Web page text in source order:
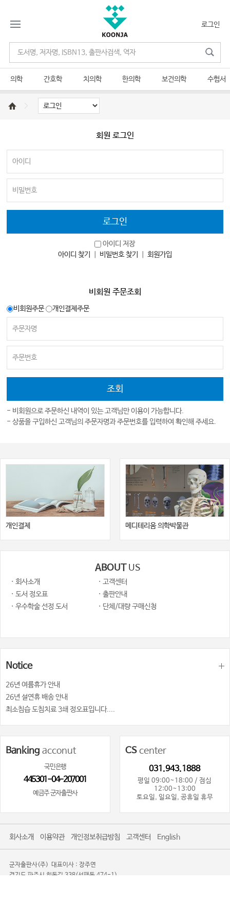
로그인
의학 간호학 치의학 한의학 보건의학 수험서
회원 로그인
아이디 저장
아이디 찾기
비밀번호 찾기 회원가입
비회원 주문조회
비회원주문 개인결제주문
- 비회원으로 주문하신 내역이 있는 고객님만 이용이 가능합니다.
- 상품을 구입하신 고객님의 주문자명과 주문번호를 입력하여 확인해 주세요.
개인결제 메디테리움 의학박물관
ABOUTUS
· 회사소개
· 고객센터
· 도서 정오표
· 출판안내
· 우수학술 선정 도서
· 단체/대량 구매신청
Notice
26년 여륨휴가 안내
26년 설연휴 배송 안내
최소침습 도침치료 3쇄 정오표입니다....
Banking acconut
국민은행
445301-04-207001
예금주 군자출판사
CScenter
031.943.1888
평일 09:00~18:00 / 점심
12:00~13:00
토요일, 일요일, 공휴일 휴무
회사소개 이용약관 개인정보취급방침 고객센터 English
군자출판사(주) 대표이사 : 장주연
경기도 파주시 회동길 338(서패동 474-1)